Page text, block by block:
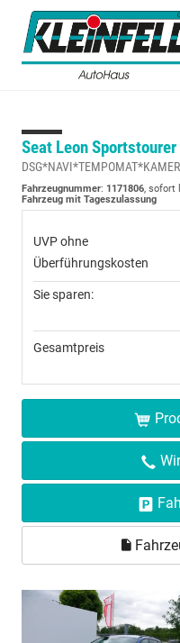
Seat Leon Sportstourer
Fahrzeugnummer: 1171806, sofort
Fahrzeug mit Tageszulassung
UVP ohne
Überführungskosten
Sie sparen:
Gesamtpreis